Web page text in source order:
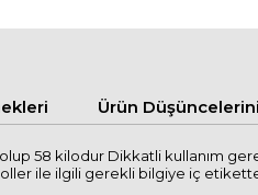
Ürün
58 kilodur Dikkatli kullanım
ile ilgili gerekli bilgiye iç